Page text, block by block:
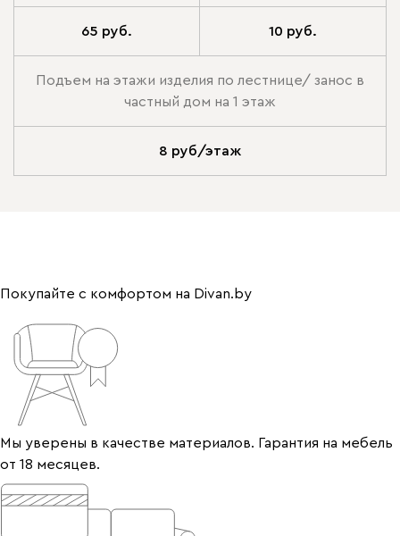
65 руб. 10 руб.
Подъем на этажи изделия по лестнице/ занос в
частный дом на 1 этаж
8 руб/этаж
Покупайте с комфортом на Divan.by
Мы уверены в качестве материалов. Гарантия на мебель
от 18 месяцев.